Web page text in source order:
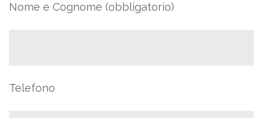
Nome e Cognome (obbligatorio)
Telefono